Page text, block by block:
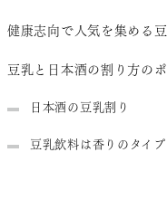
健康志向で人気を集める
豆乳と日本酒の割り方の
日本酒の豆乳割り
豆乳飲料は香りのタイ